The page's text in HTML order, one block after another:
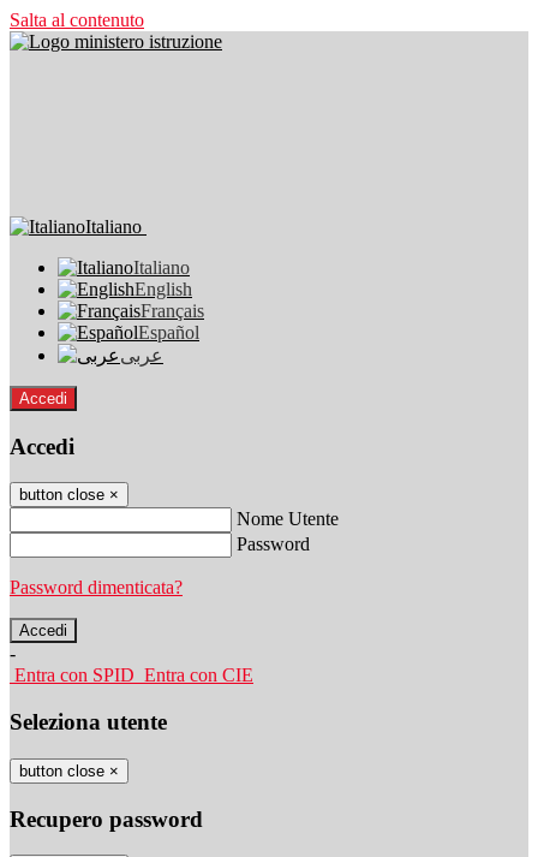
Salta al contenuto
Italiano
Italiano
English
Français
Español
عربى
Accedi
Accedi
button close ×
Nome Utente
Password
Password dimenticata?
-
Entra con SPID Entra con CIE
Seleziona utente
button close ×
Recupero password